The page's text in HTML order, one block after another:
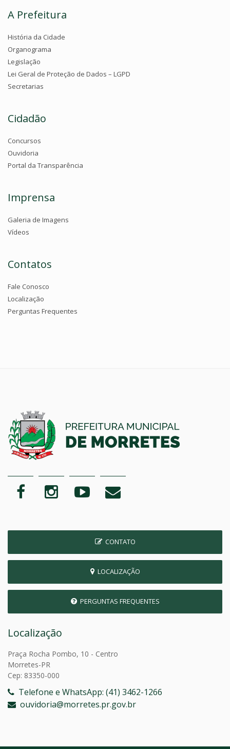
A Prefeitura
História da Cidade
Organograma
Legislação
Lei Geral de Proteção de Dados – LGPD
Secretarias
Cidadão
Concursos
Ouvidoria
Portal da Transparência
Imprensa
Galeria de Imagens
Vídeos
Contatos
Fale Conosco
Localização
Perguntas Frequentes
CONTATO
LOCALIZAÇÃO
PERGUNTAS FREQUENTES
Localização
Praça Rocha Pombo, 10 - Centro
Morretes-PR
Cep: 83350-000
Telefone e WhatsApp: (41) 3462-1266
ouvidoria@morretes.pr.gov.br